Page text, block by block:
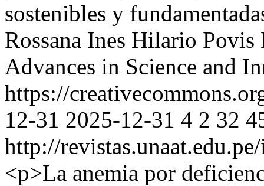
sostenibles y
Rossana Ines Hilario Povis
Advances in Science and
https://
12-31 2025-12-31 4 2 32
http://
<p>La anemia por